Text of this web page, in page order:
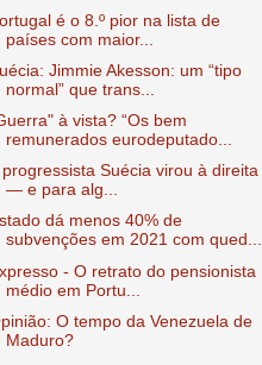
é o 8.º pior na lista de
países com maior...
Jimmie Akesson: um “tipo
normal” que trans...
à vista? “Os bem
remunerados eurodeputado...
progressista Suécia virou à direita
— e para alg...
dá menos 40% de
subvenções em 2021 com qued...
- O retrato do pensionista
médio em Portu...
O tempo da Venezuela de
Maduro?